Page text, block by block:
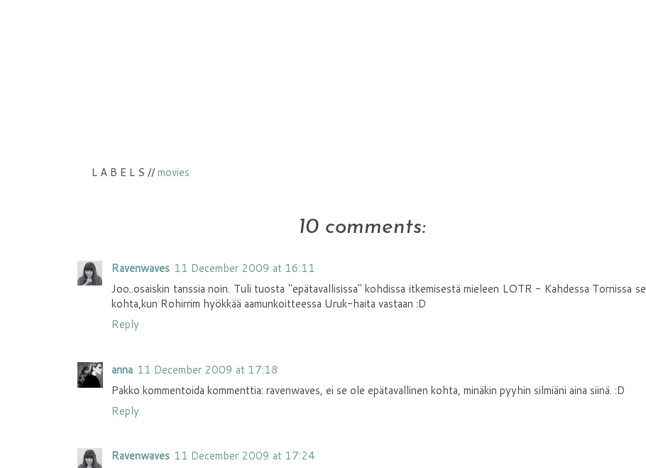
L A B E L S //movies
10 comments:
Ravenwaves 11 December 2009 at 16:11
Joo..osaiskin tanssia noin. Tuli tuosta "epätavallisissa" kohdissa itkemisestä mieleen LOTR - Kahdessa Tornissa se
kohta,kun Rohirrim hyökkää aamunkoitteessa Uruk-haita vastaan :D
Reply
anna 11 December 2009 at 17:18
Pakko kommentoida kommenttia: ravenwaves, ei se ole epätavallinen kohta, minäkin pyyhin silmiäni aina siinä. :D
Reply
Ravenwaves 11 December 2009 at 17:24